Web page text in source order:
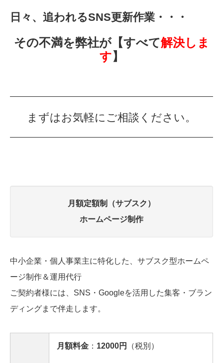
日々、追われるSNS更新作業・・・
その不満を弊社が【すべて解決しま
す】
まずはお気軽にご相談ください。
月額定額制（サブスク）
ホームページ制作
中小企業・個人事業主に特化した、サブスク型ホームペ
ージ制作＆運用代行
ご​契約者様には、SNS・Googleを活用した集客・ブラン
ディングまで伴走します。
月額料金 ： 12000円 （税別）